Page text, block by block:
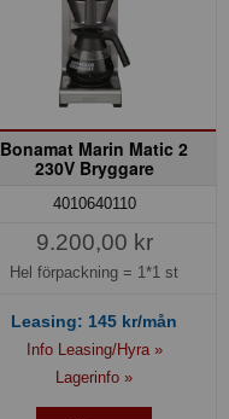
Bonamat Marin Matic 2
230V Bryggare
4010640110
9.200,00 kr
Hel förpackning = 1*1 st
Leasing: 145 kr/mån
Info Leasing/Hyra »
Lagerinfo »